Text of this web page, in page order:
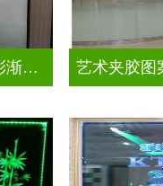
艺术夹胶幻彩炫彩渐变玻璃 艺术夹胶图